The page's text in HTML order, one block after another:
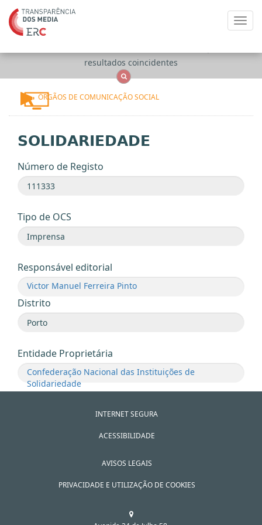
resultados coincidentes
ÓRGÃOS DE COMUNICAÇÃO SOCIAL
SOLIDARIEDADE
Número de Registo
Tipo de OCS
Responsável editorial
Victor Manuel Ferreira Pinto
Distrito
Entidade Proprietária
Confederação Nacional das Instituições de
Solidariedade
INTERNET SEGURA
ACESSIBILIDADE
AVISOS LEGAIS
PRIVACIDADE E UTILIZAÇÃO DE COOKIES